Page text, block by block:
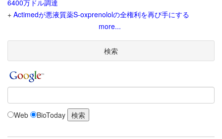
6400万ドル調達
+ Actimedが悪液質薬S-oxprenololの全権利を再び手にする
more...
検索
Web BioToday